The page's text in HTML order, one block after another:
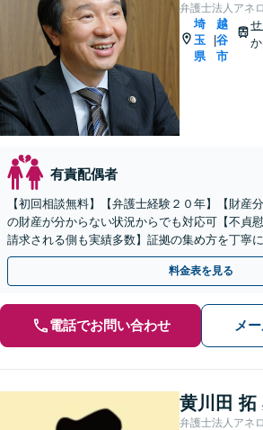
弁護士法人アネ
埼
玉
県
|
越
谷
市
有責配偶者
【初回相談無料】【弁護士経験２０年】【財産
の財産が分からない状況からでも対応可【不貞
請求される側も実績多数】証拠の集め方を丁寧
ん台駅徒歩5分】
料金表を見る
電話でお問い合わせ メ
黄川田 拓
弁護士法人アネ